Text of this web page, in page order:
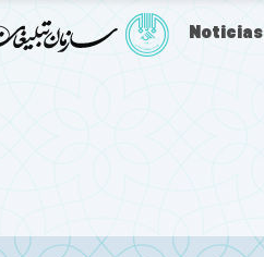
Noticias